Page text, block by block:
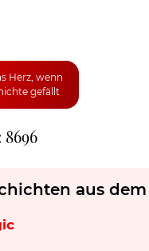
Herz, wenn
gefällt
aus